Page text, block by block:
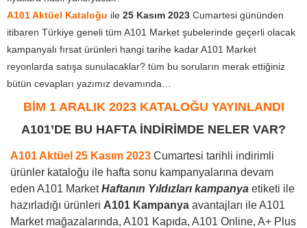
A101 Aktüel Kataloğu ile 25 Kasım 2023 Cumartesi gününden
itibaren Türkiye geneli tüm A101 Market şubelerinde geçerli olacak
kampanyalı fırsat ürünleri hangi tarihe kadar A101 Market
reyonlarda satışa sunulacaklar? tüm bu soruların merak ettiğiniz
bütün cevapları yazımız devamında…
BİM 1 ARALIK 2023 KATALOĞU YAYINLANDI
A101’DE BU HAFTA İNDİRİMDE NELER VAR?
A101 Aktüel 25 Kasım 2023 Cumartesi tarihli indirimli
ürünler kataloğu ile hafta sonu kampanyalarına devam
eden A101 MarketHaftanın Yıldızları kampanya etiketi ile
hazırladığı ürünleri A101 Kampanya avantajları ile A101
Market mağazalarında, A101 Kapıda, A101 Online, A+ Plus